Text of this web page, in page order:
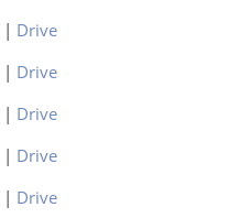
| Drive
| Drive
| Drive
| Drive
| Drive